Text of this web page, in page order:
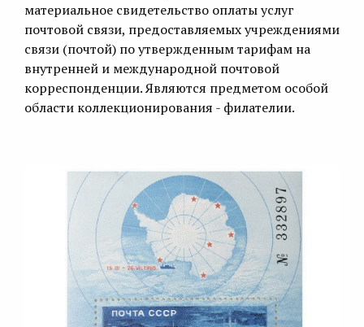
материальное свидетельство оплаты услуг
почтовой связи, предоставляемых учреждениями
связи (почтой) по утвержденным тарифам на
внутренней и международной почтовой
корреспонденции. Являются предметом особой
области коллекционирования - филателии.